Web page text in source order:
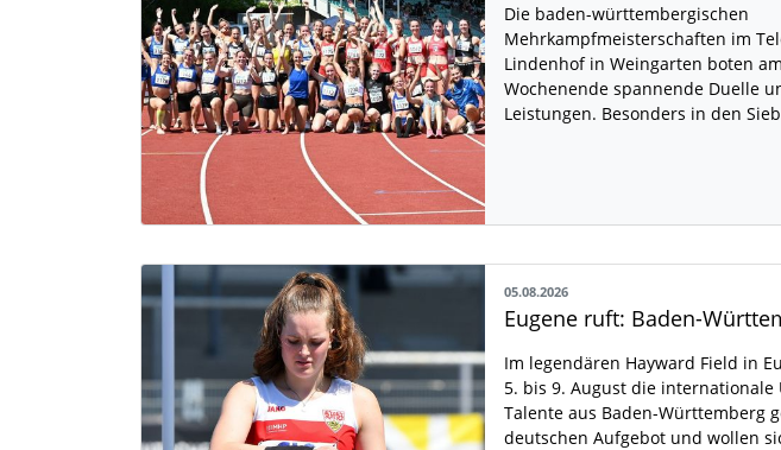
Die baden-württembergischen
Mehrkampfmeisterschaften im
Lindenhof in Weingarten boten
Wochenende spannende Duelle
Leistungen. Besonders in den
05.08.2026
Im legendären Hayward Field in
5. bis 9. August die internationale
Talente aus Baden-Württemberg
deutschen Aufgebot und wollen